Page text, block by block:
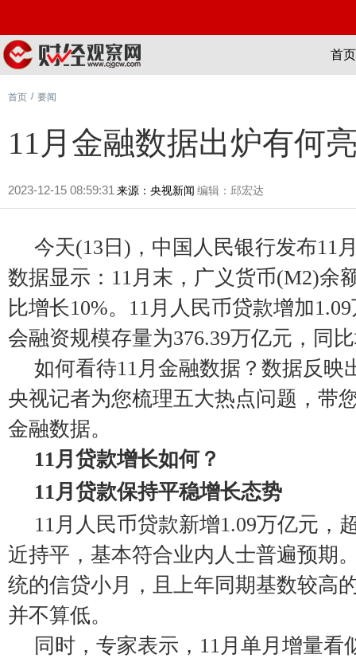
首页
首页 / 要闻
11月金融数据出炉有何
2023-12-15 08:59:31 来源：央视新闻 编辑：邱宏达
今天(13日)，中国人民银行发布11
数据显示：11月末，广义货币(M2)余
比增长10%。11月人民币贷款增加
会融资规模存量为376.39万亿元，同
如何看待11月金融数据？数据反映
央视记者为您梳理五大热点问题，带
金融数据。
11月贷款增长如何？
11月贷款保持平稳增长态势
11月人民币贷款新增1.09万亿元，
近持平，基本符合业内人士普遍预期
统的信贷小月，且上年同期基数较高
并不算低。
同时，专家表示，11月单月增量看